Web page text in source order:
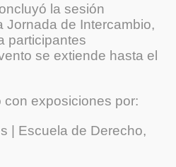
la sesión
Jornada de Intercambio,
participantes
se extiende hasta el
exposiciones por:
| Escuela de Derecho,